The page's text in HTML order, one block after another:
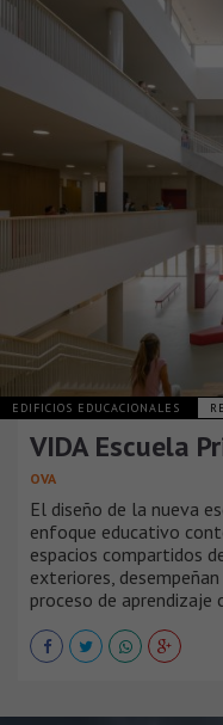
EDIFICIOS EDUCACIONALES
VIDA Escuela
OVA
El diseño de la nueva
enfoque educativo
espacios compartidos
exteriores,
proceso de